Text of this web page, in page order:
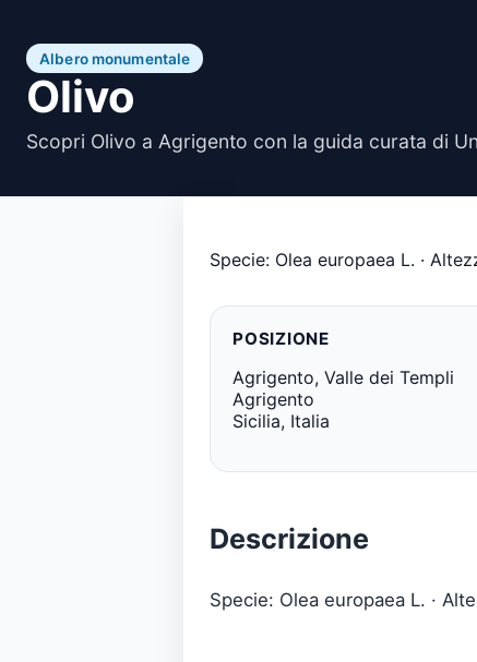
Albero monumentale
Olivo
Scopri Olivo a Agrigento con la guida curata di
Specie: Olea europaea L. ·
POSIZIONE
Agrigento, Valle dei Templi
Agrigento
Sicilia, Italia
Descrizione
Specie: Olea europaea L. ·